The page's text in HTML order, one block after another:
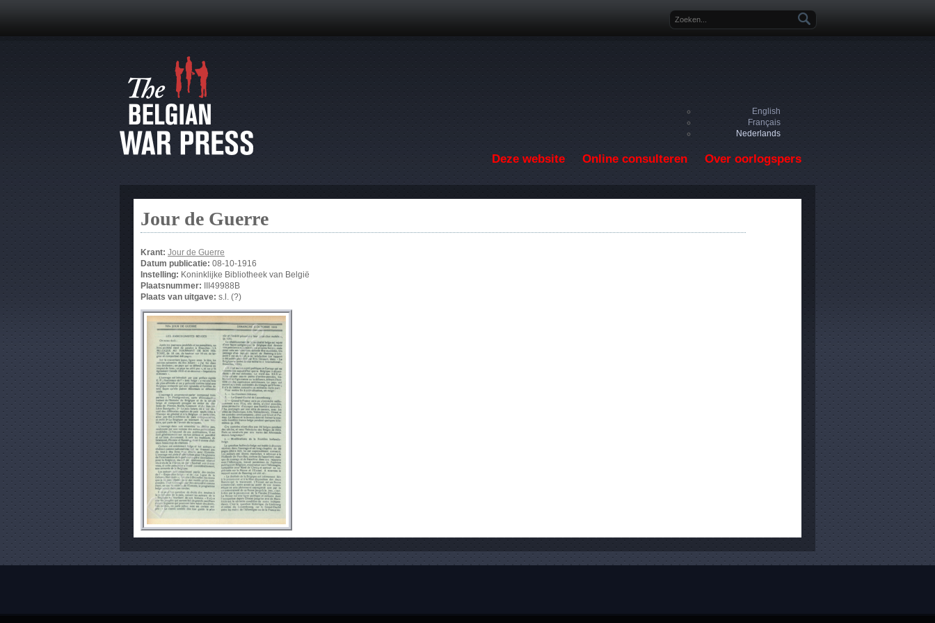
Zoekveld
English
Français
Nederlands
Deze website Online consulteren Over oorlogspers
Jour de Guerre
Krant: Jour de Guerre
Datum publicatie: 08-10-1916
Instelling: Koninklijke Bibliotheek van België
Plaatsnummer:
III49988B
Plaats van uitgave: s.l. (?)